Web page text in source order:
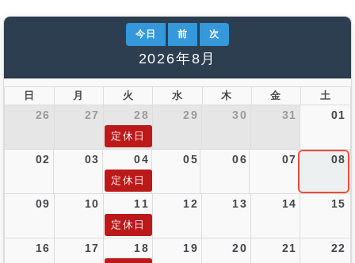
今日 前 次
2026年8月
日 月 火 水 木 金 土
26 27 28 29 30 31 01
定休日
02 03 04 05 06 07 08
定休日
09 10 11 12 13 14 15
定休日
16 17 18 19 20 21 22